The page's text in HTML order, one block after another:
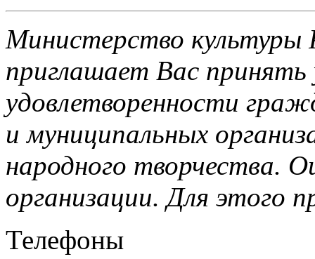
Министерство культуры
приглашает Вас принять
удовлетворенности
и муниципальных
народного творчества.
организации.Для этого
Телефоны